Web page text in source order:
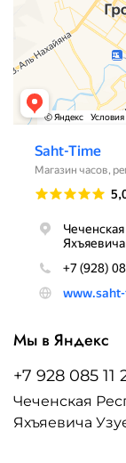
Мы в Яндекс
+7 928 085 11
Чеченская
Яхъяевича